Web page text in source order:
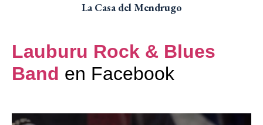
La Casa del Mendrugo
Lauburu Rock & Blues
Band en Facebook